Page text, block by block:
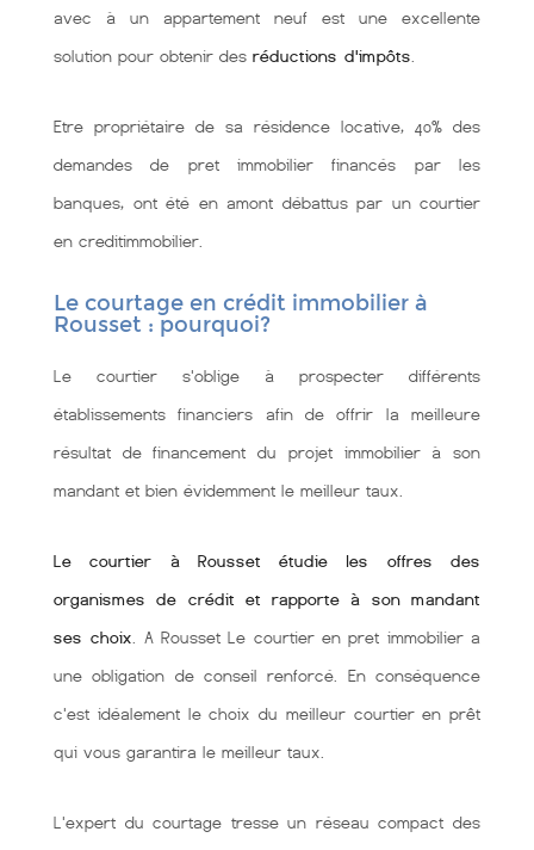
avec à un appartement neuf est une excellente
solution pour obtenir des réductions d'impôts
Etre propriétaire de sa résidence locative, 40% des
demandes de pret immobilier financés par les
banques, ont été en amont débattus par un courtier
en creditimmobilier.
Le courtage en crédit immobilier à
Rousset : pourquoi?
Le courtier s'oblige à prospecter différents
établissements financiers afin de offrir la meilleure
résultat de financement du projet immobilier à son
mandant et bien évidemment le meilleur taux.
Le courtier à Rousset étudie les offres des
organismes de crédit et rapporte à son mandant
ses choix . A Rousset Le courtier en pret immobilier a
une obligation de conseil renforcé. En conséquence
c'est idéalement le choix du meilleur courtier en prêt
qui vous garantira le meilleur taux.
L'expert du courtage tresse un réseau compact des